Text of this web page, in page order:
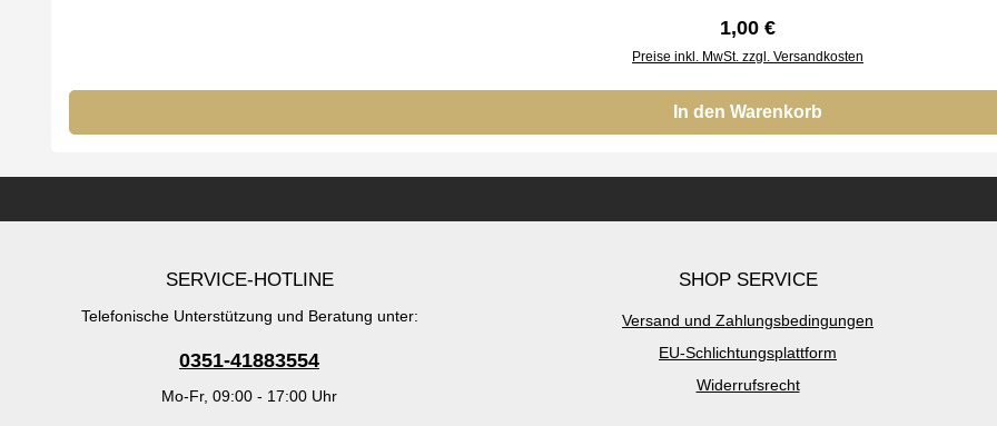
Regulärer Preis:
1,00 €
Preise inkl. MwSt. zzgl. Versandkosten
In den Warenkorb
SERVICE-HOTLINE
Telefonische Unterstützung und Beratung unter:
0351-41883554
Mo-Fr, 09:00 - 17:00 Uhr
SHOP SERVICE
Versand und Zahlungsbedingungen
EU-Schlichtungsplattform
Widerrufsrecht